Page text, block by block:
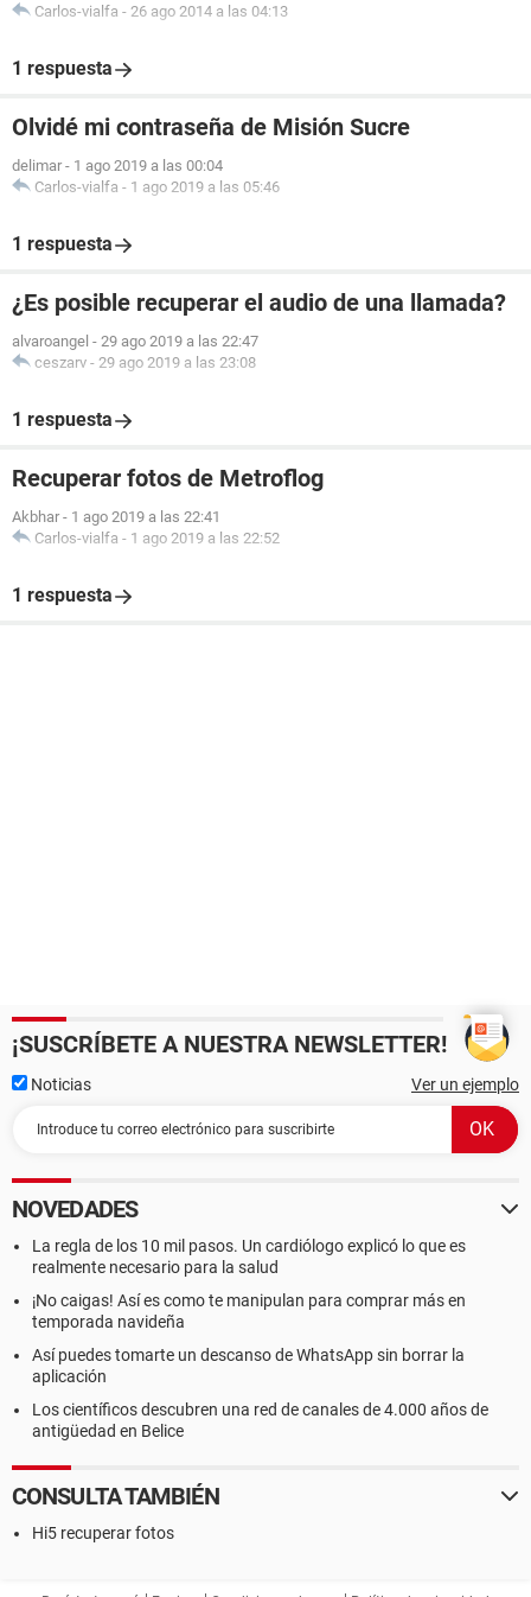
Carlos-vialfa - 26 ago 2014 a las 04:13
1 respuesta
Olvidé mi contraseña de Misión Sucre
delimar - 1 ago 2019 a las 00:04
Carlos-vialfa - 1 ago 2019 a las 05:46
1 respuesta
¿Es posible recuperar el audio de una llamada?
alvaroangel - 29 ago 2019 a las 22:47
ceszarv - 29 ago 2019 a las 23:08
1 respuesta
Recuperar fotos de Metroflog
Akbhar - 1 ago 2019 a las 22:41
Carlos-vialfa - 1 ago 2019 a las 22:52
1 respuesta
¡SUSCRÍBETE A NUESTRA NEWSLETTER!
Noticias Ver un ejemplo
NOVEDADES
La regla de los 10 mil pasos. Un cardiólogo explicó lo que es
realmente necesario para la salud
¡No caigas! Así es como te manipulan para comprar más en
temporada navideña
Así puedes tomarte un descanso de WhatsApp sin borrar la
aplicación
Los científicos descubren una red de canales de 4.000 años de
antigüedad en Belice
CONSULTA TAMBIÉN
Hi5 recuperar fotos